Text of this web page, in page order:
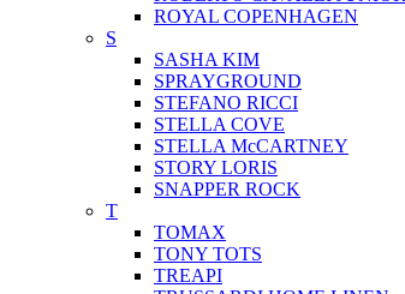
ROYAL COPENHAGEN
S
SASHA KIM
SPRAYGROUND
STEFANO RICCI
STELLA COVE
STELLA McCARTNEY
STORY LORIS
SNAPPER ROCK
T
TOMAX
TONY TOTS
TREAPI